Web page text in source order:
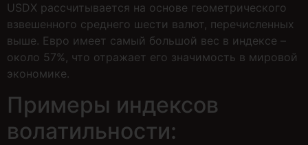
USDX рассчитывается на основе геометрического
взвешенного среднего шести валют, перечисленных
выше. Евро имеет самый большой вес в индексе –
около 57%, что отражает его значимость в мировой
экономике.
Примеры индексов
волатильности: